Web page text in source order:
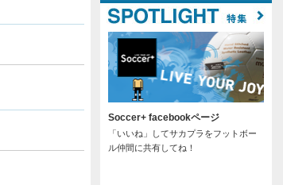
Soccer+ facebookページ
「いいね」してサカプラをフットボー
ル仲間に共有してね！